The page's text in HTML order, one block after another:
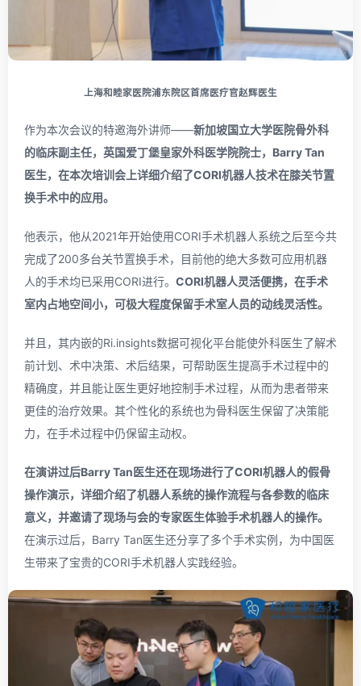
上海和睦家医院浦东院区首席医疗官赵辉医生
作为本次会议的特邀海外讲师——新加坡国立大学医院骨外科
的临床副主任，英国爱丁堡皇家外科医学院院士，Barry Tan
医生，在本次培训会上详细介绍了CORI机器人技术在膝关节置
换手术中的应用。
他表示，他从2021年开始使用CORI手术机器人系统之后至今共
完成了200多台关节置换手术，目前他的绝大多数可应用机器
人的手术均已采用CORI进行。 CORI机器人灵活便携，在手术
室内占地空间小，可极大程度保留手术室人员的动线灵活性。
并且，其内嵌的Ri.insights数据可视化平台能使外科医生了解术
前计划、术中决策、术后结果，可帮助医生提高手术过程中的
精确度，并且能让医生更好地控制手术过程，从而为患者带来
更佳的治疗效果。其个性化的系统也为骨科医生保留了决策能
力，在手术过程中仍保留主动权。
在演讲过后Barry Tan医生还在现场进行了CORI机器人的假骨
操作演示，详细介绍了机器人系统的操作流程与各参数的临床
意义，并邀请了现场与会的专家医生体验手术机器人的操作。
在演示过后，Barry Tan医生还分享了多个手术实例，为中国医
生带来了宝贵的CORI手术机器人实践经验。